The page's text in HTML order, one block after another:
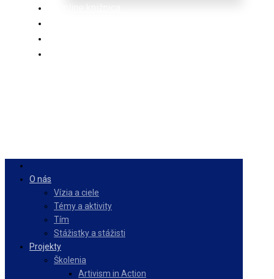
O nás
Vízia a ciele
Témy a aktivity
Tím
Stážistky a stážisti
Projekty
Školenia
Artivism in Action